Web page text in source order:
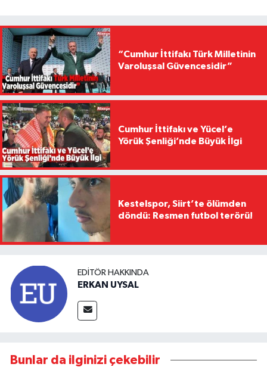
“Cumhur İttifakı Türk Milletinin
Varoluşsal Güvencesidir”
Cumhur İttifakı ve Yücel’e
Yörük Şenliği’nde Büyük İlgi
Kestelspor, Siirt’te ölümden
döndü: Resmen futbol terörü!
EDITÖR HAKKINDA
ERKAN UYSAL
Bunlar da ilginizi çekebilir